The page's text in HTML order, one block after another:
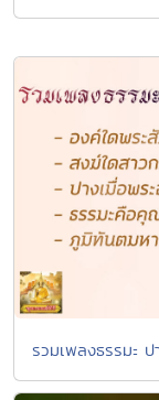
รวมเพลงธรรมะ